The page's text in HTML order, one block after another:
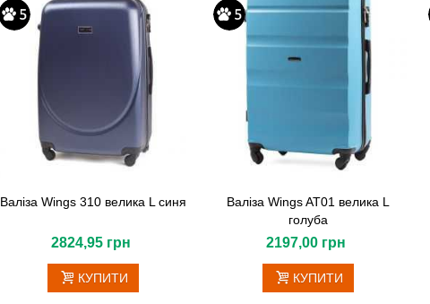
Валіза Wings 310 велика L синя
2824,95 грн
КУПИТИ
Валіза Wings AT01 велика L
голуба
2197,00 грн
КУПИТИ